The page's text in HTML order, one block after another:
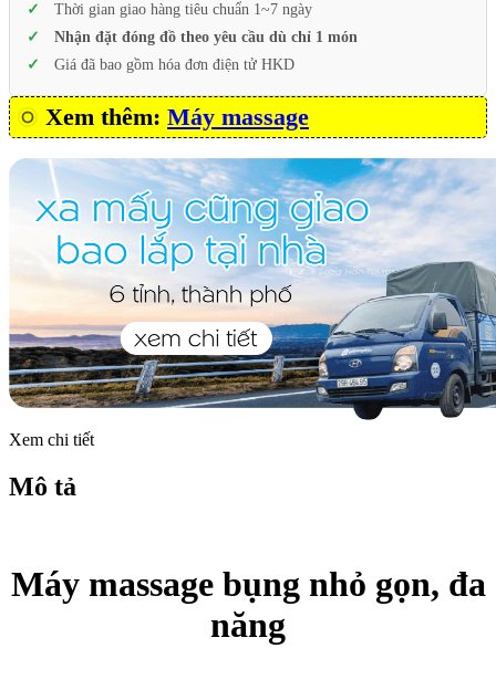
Thời gian giao hàng tiêu chuẩn 1~7 ngày
Nhận đặt đóng đồ theo yêu cầu dù chỉ 1 món
Giá đã bao gồm hóa đơn điện tử HKD
Xem thêm: Máy massage
Xem chi tiết
Mô tả
Máy massage bụng nhỏ gọn, đa
năng